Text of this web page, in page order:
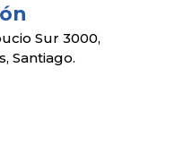
Sur 3000,
Santiago.